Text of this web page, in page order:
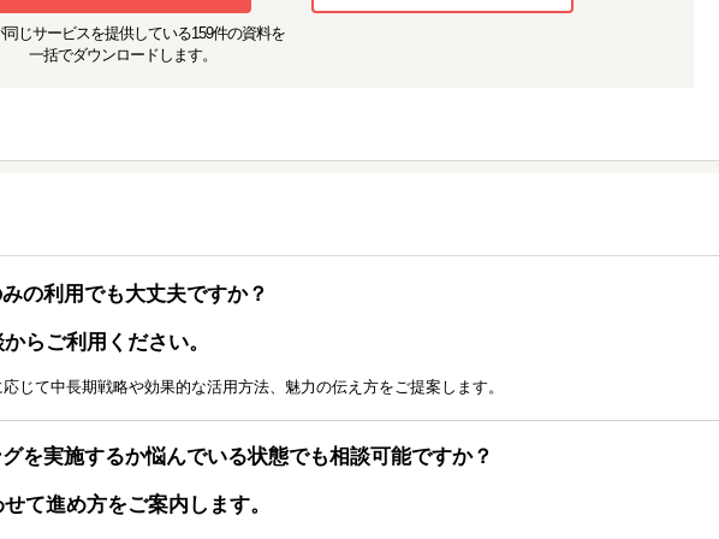
じサービスを提供している159件の資料を
一括でダウンロードします。
の利用でも大丈夫ですか？
らご利用ください。
じて中長期戦略や効果的な活用方法、魅力の伝え方をご提案します。
を実施するか悩んでいる状態でも相談可能ですか？
て進め方をご案内します。